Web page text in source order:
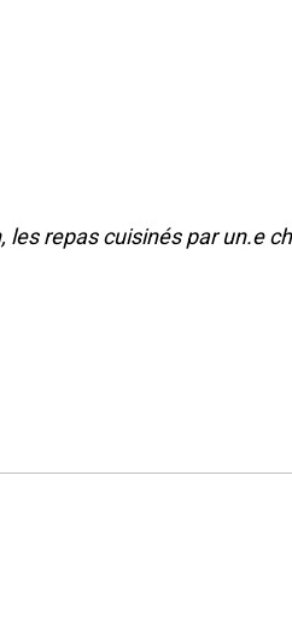
repas cuisinés par un.e